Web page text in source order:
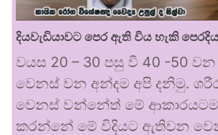
දියවැඩියාවට පෙර ඇති විය හැකි
වයස 20 – 30 පසු වී 40 -50
වෙනස් වන අන්දම අපි දනිමු.
වෙනස් වන්නේත් මේ ආකාරයටම
කරන්නේ මේ විදියට ඇතිවන